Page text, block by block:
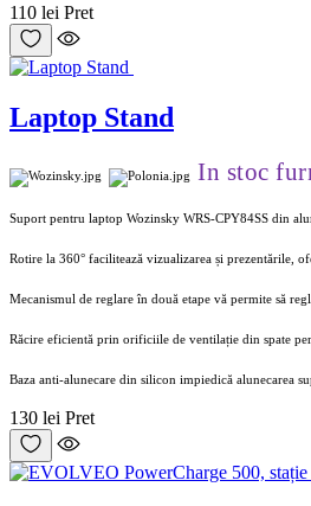
110 lei Pret
Laptop Stand
In stoc
Suport pentru laptop Wozinsky WRS-CPY84SS din
Rotire la 360° facilitează vizualizarea și prezentările,
Mecanismul de reglare în două etape vă permite să
Răcire eficientă prin orificiile de ventilație din spate
Baza anti-alunecare din silicon impiedică alunecarea
130 lei Pret